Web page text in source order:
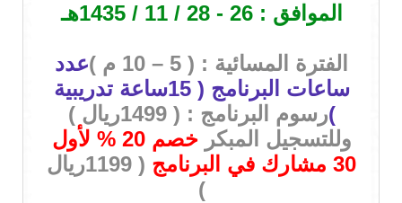
الموافق : 26 - 28 / 11 / 1435هـ
الفترة المسائية : ( 5 – 10 م )
عدد
ساعات البرنامج ( 15ساعة تدريبية
)
رسوم البرنامج : ( 1499ريال )
وللتسجيل المبكر
خصم 20 % لأول
30 مشارك في البرنامج
( 1199ريال
)